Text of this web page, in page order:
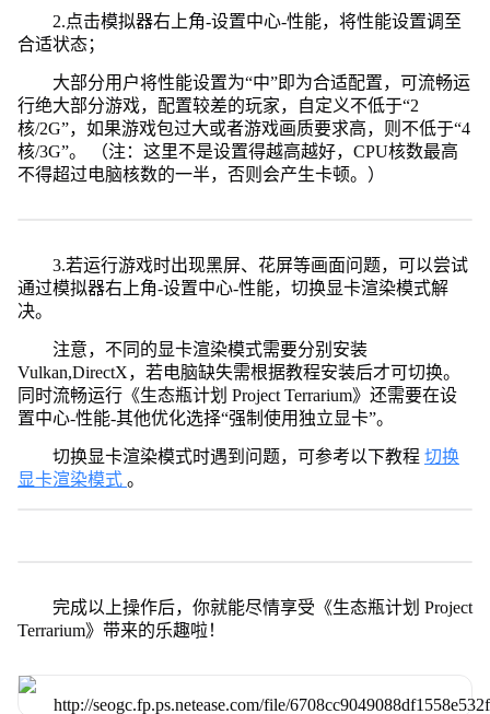
2.点击模拟器右上角-设置中心-性能，将性能设置调至
合适状态；
大部分用户将性能设置为“中”即为合适配置，可流畅运
行绝大部分游戏，配置较差的玩家，自定义不低于“2
核/2G”，如果游戏包过大或者游戏画质要求高，则不低于“4
核/3G”。 （注：这里不是设置得越高越好，CPU核数最高
不得超过电脑核数的一半，否则会产生卡顿。）
3.若运行游戏时出现黑屏、花屏等画面问题，可以尝试
通过模拟器右上角-设置中心-性能，切换显卡渲染模式解
决。
注意，不同的显卡渲染模式需要分别安装
Vulkan,DirectX，若电脑缺失需根据教程安装后才可切换。
同时流畅运行《生态瓶计划 Project Terrarium》还需要在设
置中心-性能-其他优化选择“强制使用独立显卡”。
切换显卡渲染模式时遇到问题，可参考以下教程 切换
显卡渲染模式 。
完成以上操作后，你就能尽情享受《生态瓶计划 Project
Terrarium》带来的乐趣啦！